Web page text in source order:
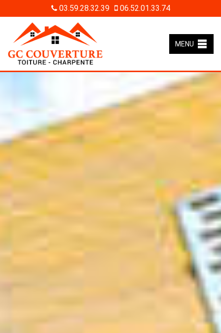
03.59.28.32.39 06.52.01.33.74
MENU